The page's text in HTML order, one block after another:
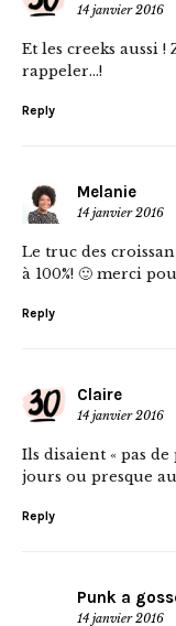
14 janvier 2016
Et les creeks aussi
rappeler…!
Reply
Melanie
14 janvier 2016
Le truc des
à 100%! 🙂 merci
Reply
Claire
14 janvier 2016
Ils disaient « pas
jours ou presque
Reply
Punk a
14 janvier 2016